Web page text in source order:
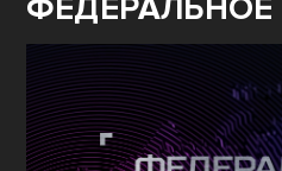
ФЕДЕРАЛЬНОЕ